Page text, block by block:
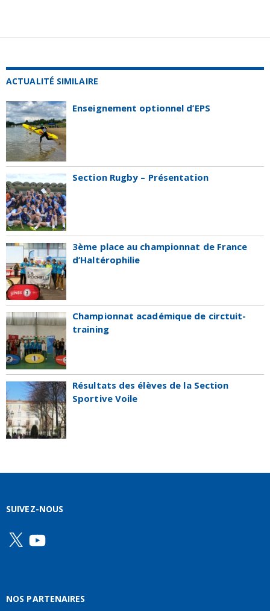
ACTUALITÉ SIMILAIRE
Enseignement optionnel d’EPS
Section Rugby – Présentation
3ème place au championnat de France
d’Haltérophilie
Championnat académique de circtuit-
training
Résultats des élèves de la Section
Sportive Voile
SUIVEZ-NOUS
X YouTube
NOS PARTENAIRES